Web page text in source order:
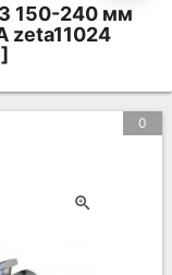
150-240 мм
zeta11024
0